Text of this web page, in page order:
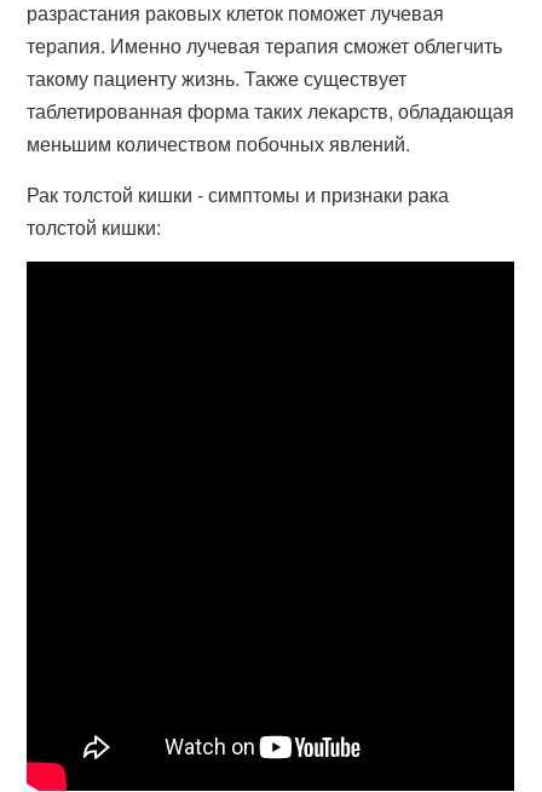
разрастания раковых клеток поможет лучевая
терапия. Именно лучевая терапия сможет облегчить
такому пациенту жизнь. Также существует
таблетированная форма таких лекарств, обладающая
меньшим количеством побочных явлений.
Рак толстой кишки - симптомы и признаки рака
толстой кишки: